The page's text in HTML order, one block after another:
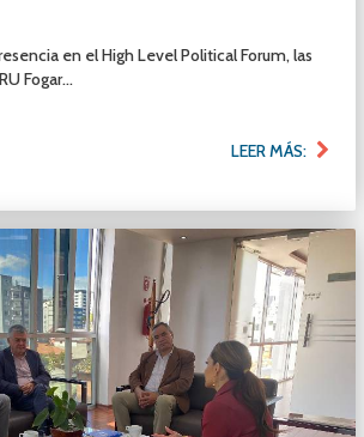
en el High Level Political Forum, las
Fogar...
LEER MÁS: